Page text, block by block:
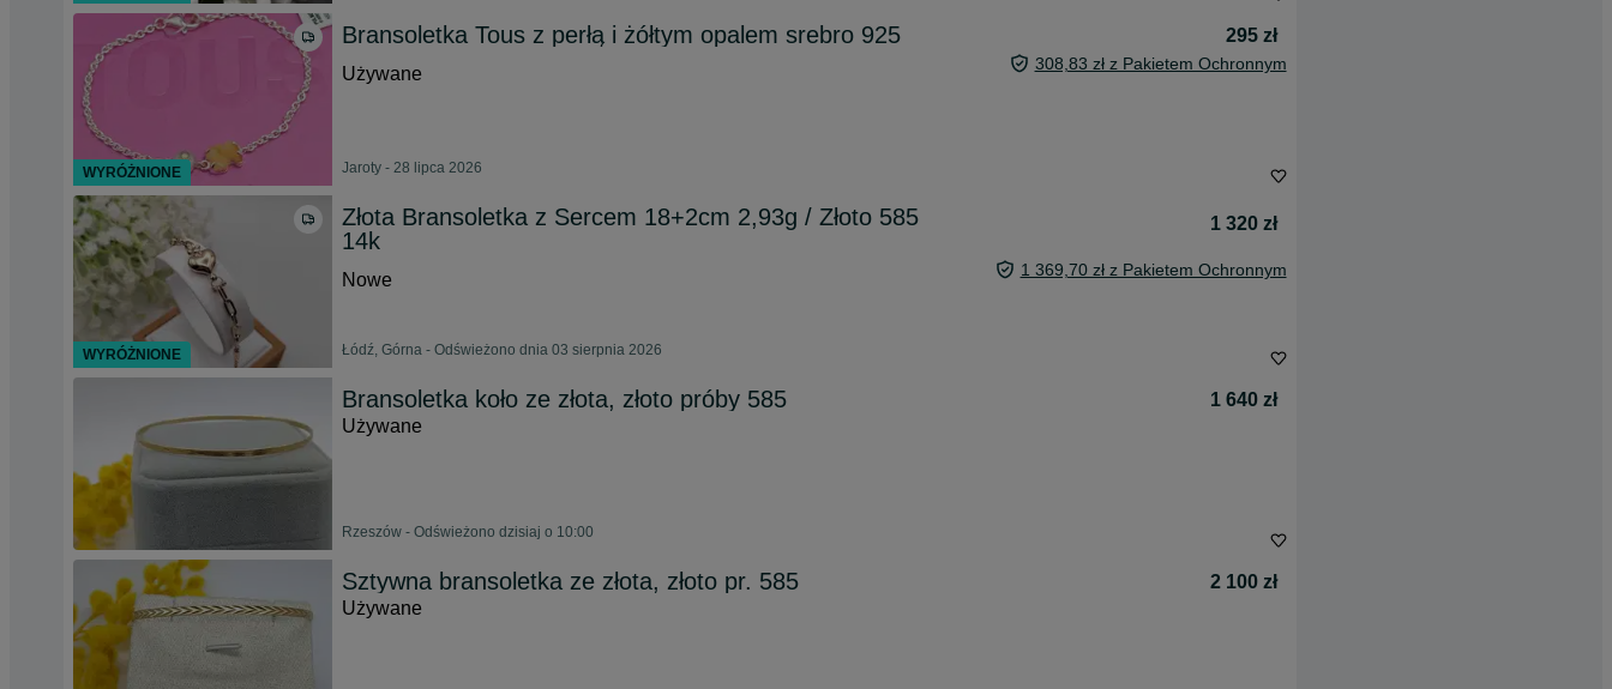
Bransoletka Tous z perłą i żółtym opalem srebro 925
295 zł
Używane
308,83 zł z Pakietem Ochronnym
Jaroty - 28 lipca 2026
Złota Bransoletka z Sercem 18+2cm 2,93g / Złoto 585
14k
1 320 zł
Nowe 1 369,70 zł z Pakietem Ochronnym
Łódź, Górna - Odświeżono dnia 03 sierpnia 2026
Bransoletka koło ze złota, złoto próby 585
1 640 zł
Używane
Rzeszów - Odświeżono dzisiaj o 10:00
Sztywna bransoletka ze złota, złoto pr. 585
2 100 zł
Używane
WYRÓŻNIONE
WYRÓŻNIONE